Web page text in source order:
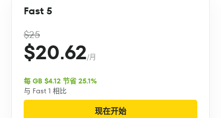
Fast 5
$25
$20.62/月
每 GB $4.12 节省 25.1%
与 Fast 1 相比
现在开始